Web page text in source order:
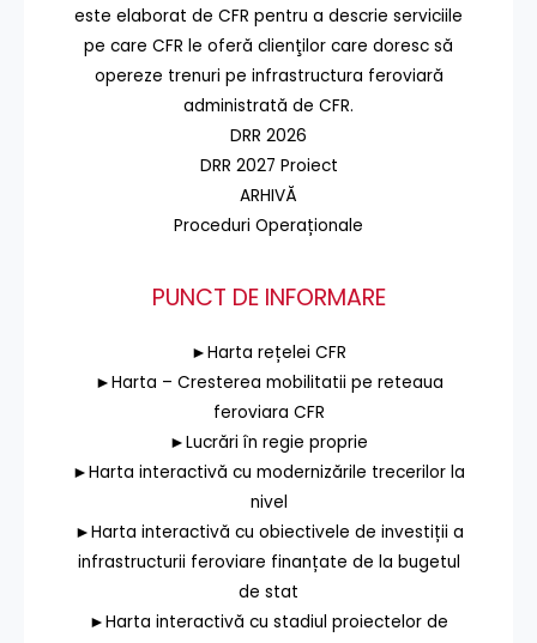
este elaborat de CFR pentru a descrie serviciile
pe care CFR le oferă clienţilor care doresc să
opereze trenuri pe infrastructura feroviară
administrată de CFR.
DRR 2026
DRR 2027 Proiect
ARHIVĂ
Proceduri Operaționale
PUNCT DE INFORMARE
►Harta rețelei CFR
►Harta – Cresterea mobilitatii pe reteaua
feroviara CFR
►Lucrări în regie proprie
►Harta interactivă cu modernizările trecerilor la
nivel
►Harta interactivă cu obiectivele de investiții a
infrastructurii feroviare finanțate de la bugetul
de stat
►Harta interactivă cu stadiul proiectelor de